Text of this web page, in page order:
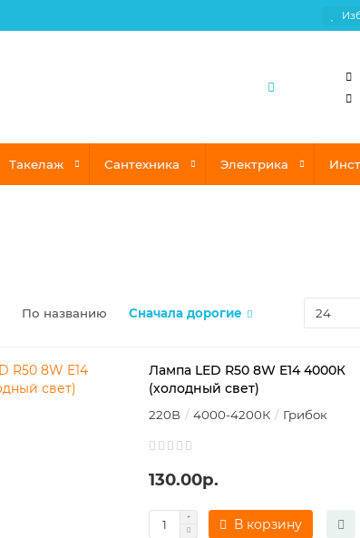
Такелаж Сантехника Электрика
По названию Сначала дорогие
Лампа LED R50 8W E14 4000К
(холодный свет)
220В 4000-4200К Грибок
130.00р.
В корзину